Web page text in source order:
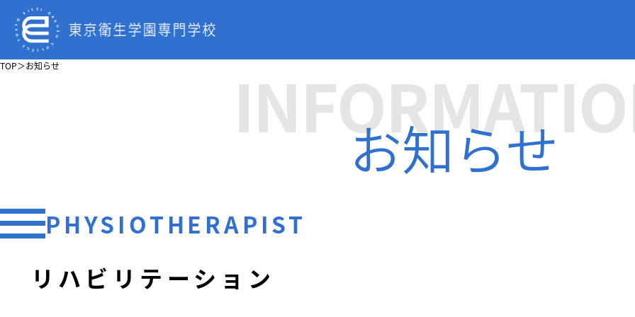
TOP＞お知らせ
お知らせ
PHYSIOTHERAPIST
リハビリテーション